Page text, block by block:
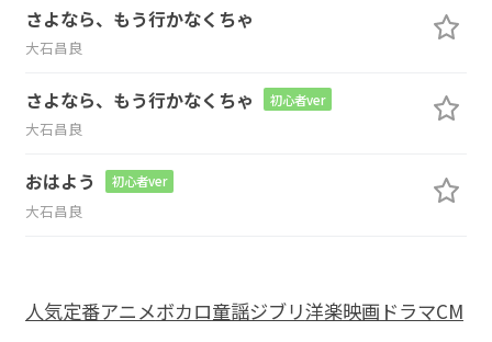
さよなら、もう行かなくちゃ
大石昌良
さよなら、もう行かなくちゃ 初心者ver
大石昌良
おはよう 初心者ver
大石昌良
人気定番アニメボカロ童謡ジブリ洋楽映画ドラマCM